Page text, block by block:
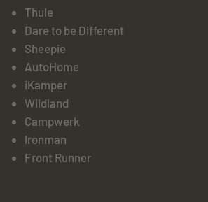
Thule
Dare to be Different
Sheepie
AutoHome
iKamper
Wildland
Campwerk
Ironman
Front Runner